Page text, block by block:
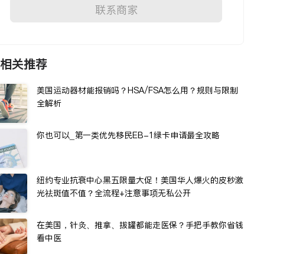
联系商家
相关推荐
美国运动器材能报销吗？HSA/FSA怎么用？规则与限制
全解析
你也可以_第一类优先移民EB-1绿卡申请最全攻略
纽约专业抗衰中心黑五限量大促！美国华人爆火的皮秒激
光祛斑值不值？全流程+注意事项无私公开
在美国，针灸、推拿、拔罐都能走医保？手把手教你省钱
看中医